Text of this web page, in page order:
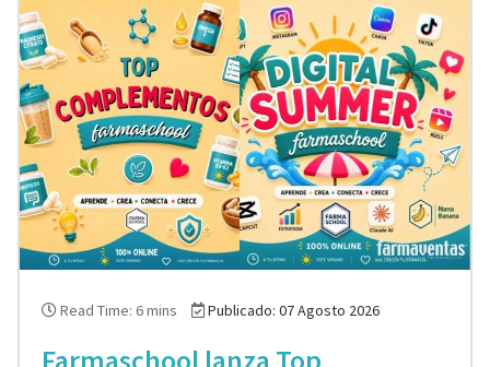
Read Time: 6 mins Publicado: 07 Agosto 2026